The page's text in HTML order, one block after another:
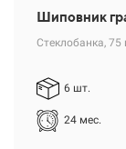
Шиповник
Стеклобанка, 75
6 шт.
24 мес.